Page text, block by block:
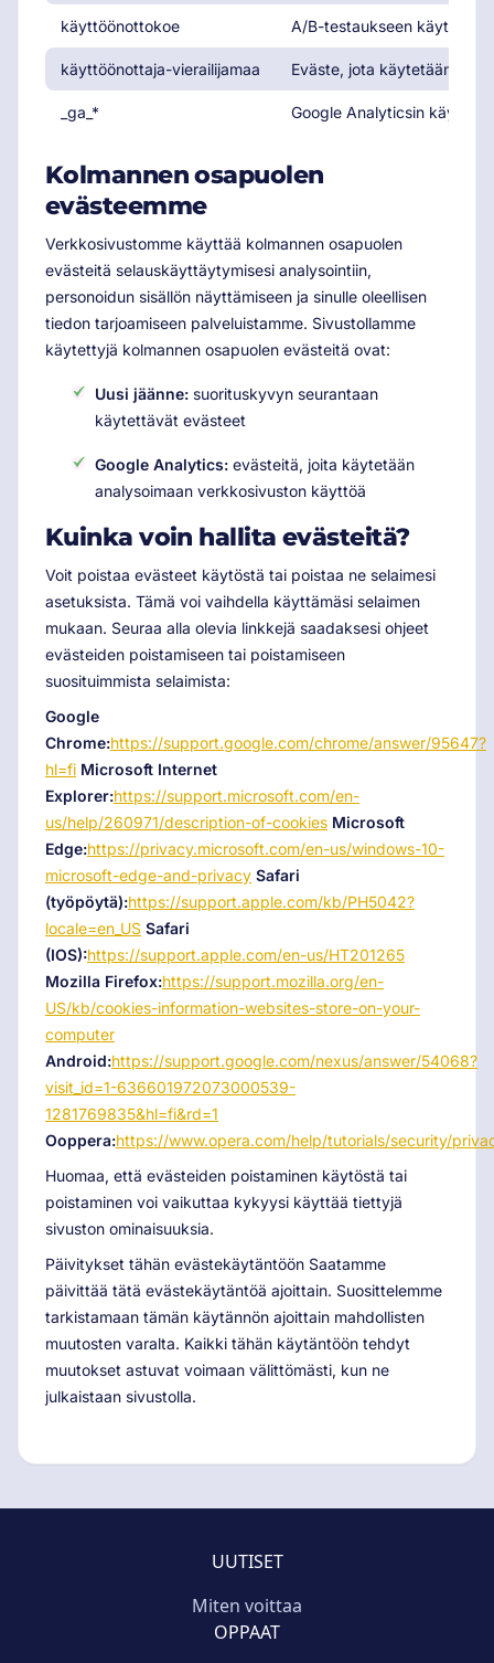
käyttöönottokoe A/B-testaukseen käytetty
käyttöönottaja-vierailijamaa Eväste, jota käytetään
_ga_* Google Analyticsin
Kolmannen osapuolen
evästeemme
Verkkosivustomme käyttää kolmannen osapuolen
evästeitä selauskäyttäytymisesi analysointiin,
personoidun sisällön näyttämiseen ja sinulle oleellisen
tiedon tarjoamiseen palveluistamme. Sivustollamme
käytettyjä kolmannen osapuolen evästeitä ovat:
Uusi jäänne:suorituskyvyn seurantaan
käytettävät evästeet
Google Analytics:evästeitä, joita käytetään
analysoimaan verkkosivuston käyttöä
Kuinka voin hallita evästeitä?
Voit poistaa evästeet käytöstä tai poistaa ne selaimesi
asetuksista. Tämä voi vaihdella käyttämäsi selaimen
mukaan. Seuraa alla olevia linkkejä saadaksesi ohjeet
evästeiden poistamiseen tai poistamiseen
suosituimmista selaimista:
Google
Chrome:https://support.google.com/chrome/answer/95647?
hl=fi Microsoft Internet
Explorer:https://support.microsoft.com/en-
us/help/260971/description-of-cookies Microsoft
Edge:https://privacy.microsoft.com/en-us/windows-10-
microsoft-edge-and-privacy Safari
(työpöytä):https://support.apple.com/kb/PH5042?
locale=en_US Safari
(IOS):https://support.apple.com/en-us/HT201265
Mozilla Firefox:https://support.mozilla.org/en-
US/kb/cookies-information-websites-store-on-your-
computer
Android:https://support.google.com/nexus/answer/54068?
visit_id=1-636601972073000539-
1281769835&hl=fi&rd=1
Ooppera:https://www.opera.com/help/tutorials/security/
Huomaa, että evästeiden poistaminen käytöstä tai
poistaminen voi vaikuttaa kykyysi käyttää tiettyjä
sivuston ominaisuuksia.
Päivitykset tähän evästekäytäntöön Saatamme
päivittää tätä evästekäytäntöä ajoittain. Suosittelemme
tarkistamaan tämän käytännön ajoittain mahdollisten
muutosten varalta. Kaikki tähän käytäntöön tehdyt
muutokset astuvat voimaan välittömästi, kun ne
julkaistaan sivustolla.
UUTISET
Miten voittaa
OPPAAT